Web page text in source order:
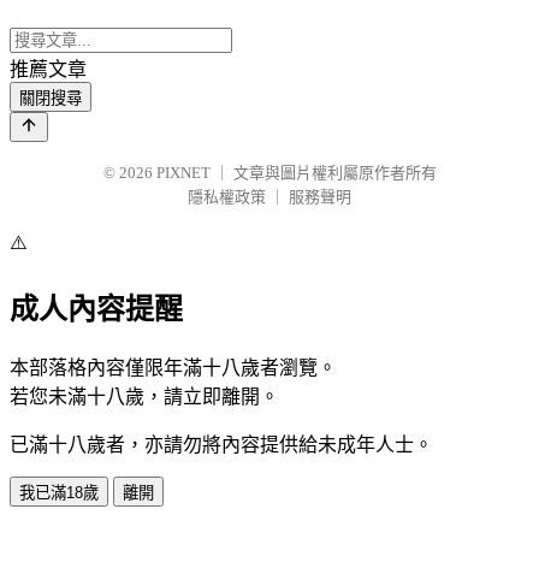
推薦文章
關閉搜尋
© 2026 PIXNET
文章與圖片權利屬原作者所有
隱私權政策
服務聲明
⚠️
成人內容提醒
本部落格內容僅限年滿十八歲者瀏覽。
若您未滿十八歲，請立即離開。
已滿十八歲者，亦請勿將內容提供給未成年人士。
我已滿18歲 離開